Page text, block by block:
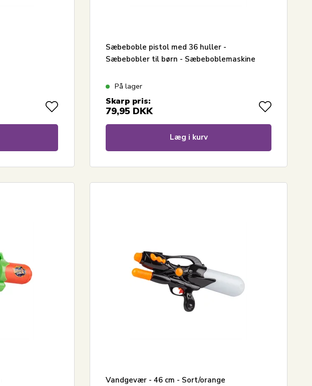
Sæbeboble pistol med 36 huller -
Sæbebobler til børn - Sæbeboblemaskine
På lager
Skarp pris:
79,95 DKK
Læg i kurv
Vandgevær - 46 cm - Sort/orange